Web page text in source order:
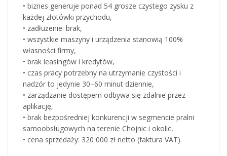
• biznes generuje ponad 54 grosze czystego zysku z
każdej złotówki przychodu,
• zadłużenie: brak,
• wszystkie maszyny i urządzenia stanowią 100%
własności firmy,
• brak leasingów i kredytów,
• czas pracy potrzebny na utrzymanie czystości i
nadzór to jedynie 30–60 minut dziennie,
• zarządzanie dostępem odbywa się zdalnie przez
aplikację,
• brak bezpośredniej konkurencji w segmencie pralni
samoobsługowych na terenie Chojnic i okolic,
• cena sprzedaży: 320 000 zł netto (faktura VAT).